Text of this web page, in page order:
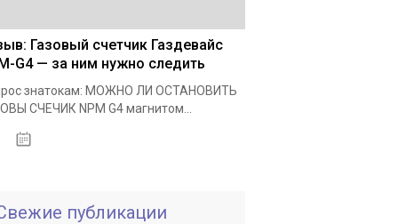
Газовый счетчик Газдевайс
G4 — за ним нужно следить
знатокам: МОЖНО ЛИ ОСТАНОВИТЬ
СЧЕЧИК NPM G4 магнитом...
публикации